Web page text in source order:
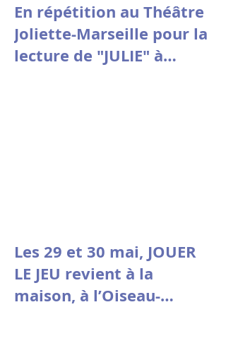
En répétition au Théâtre
Joliette-Marseille pour la
lecture de "JULIE" à
Les 29 et 30 mai, JOUER
LE JEU revient à la
maison, à l’Oiseau-